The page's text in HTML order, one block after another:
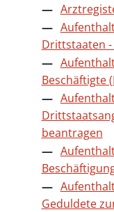
Drittstaaten -
Beschäftigte
beantragen
Geduldete